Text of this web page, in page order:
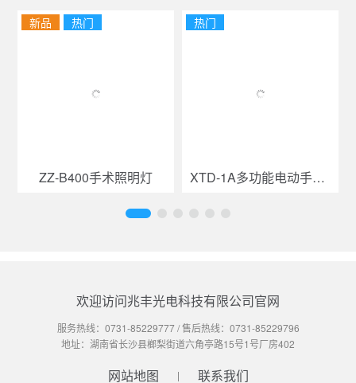
新品 热门
ZZ-B400手术照明灯
热门
XTD-1A多功能电动手术台
欢迎访问兆丰光电科技有限公司官网
服务热线： 0731-85229777/ 售后热线： 0731-85229796
地址：湖南省长沙县榔梨街道六角亭路15号1号厂房402
网站地图 联系我们